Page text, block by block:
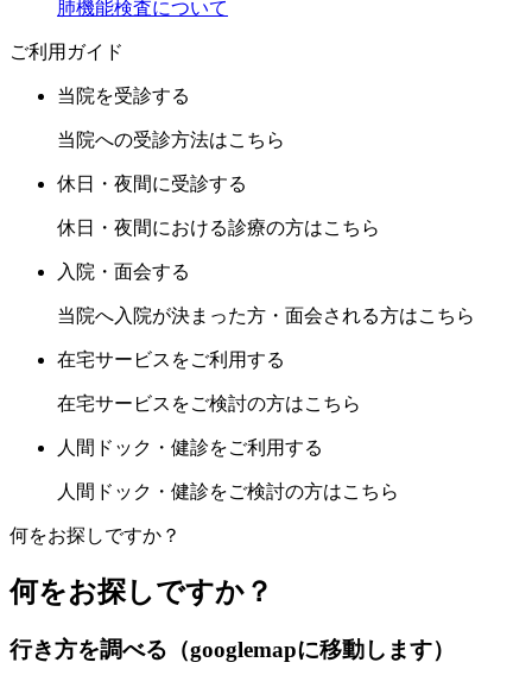
肺機能検査について
ご利用ガイド
当院を受診する
当院への受診方法はこちら
休日・夜間に受診する
休日・夜間における診療の方はこちら
入院・面会する
当院へ入院が決まった方・面会される方はこちら
在宅サービスをご利用する
在宅サービスをご検討の方はこちら
人間ドック・健診をご利用する
人間ドック・健診をご検討の方はこちら
何をお探しですか？
何をお探しですか？
行き方を調べる （googlemapに移動します）